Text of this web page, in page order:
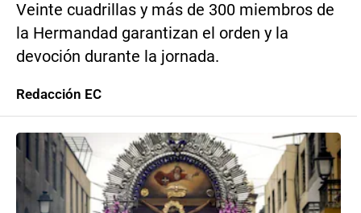
Veinte cuadrillas y más de 300 miembros de
la Hermandad garantizan el orden y la
devoción durante la jornada.
Redacción EC